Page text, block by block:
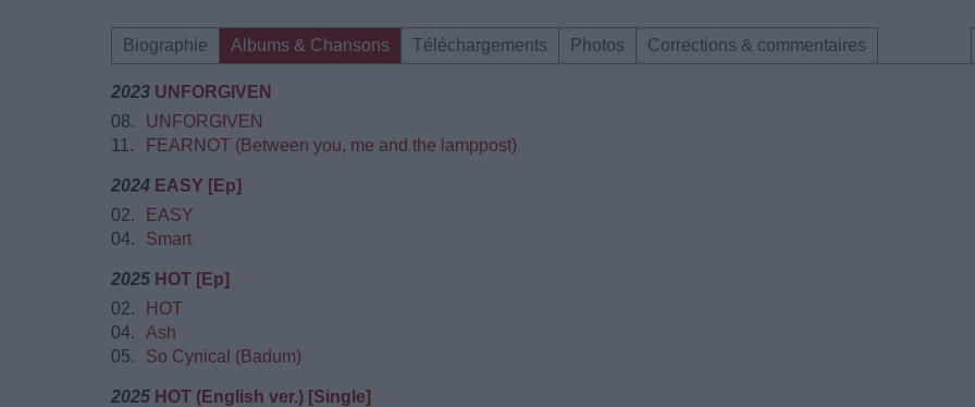
Biographie Albums & Chansons Téléchargements Photos Corrections & commentaires
2023 UNFORGIVEN
08.
UNFORGIVEN
11.
FEARNOT (Between you, me and the lamppost)
2024 EASY [Ep]
02.
EASY
04.
Smart
2025 HOT [Ep]
02.
HOT
04.
Ash
05.
So Cynical (Badum)
2025 HOT (English ver.) [Single]